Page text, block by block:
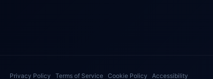
Privacy Policy Terms of Service Cookie Policy Accessibility